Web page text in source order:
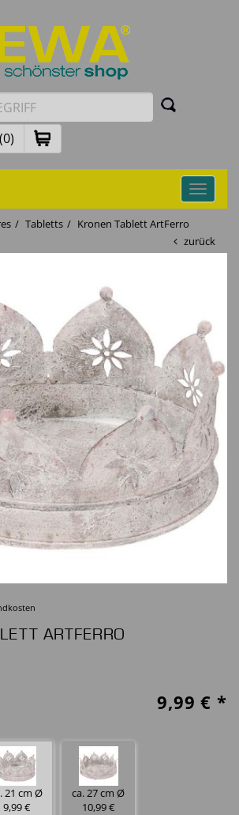
Toggle
Tabletts
Kronen Tablett ArtFerro
zurück
ARTFERRO
9,99 € *
21 cm Ø
9,99 €
ca. 27 cm Ø
10,99 €